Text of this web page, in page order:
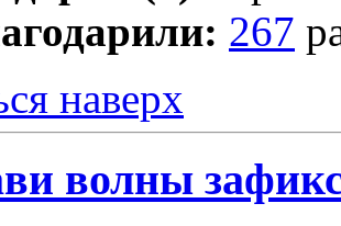
267
наверх
волны